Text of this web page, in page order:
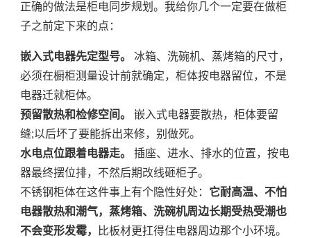
正确的做法是柜电同步规划。我给你几个一定要在做柜
子之前定下来的点：
嵌入式电器先定型号。
冰箱、洗碗机、蒸烤箱的尺寸，
必须在橱柜测量设计前就确定，柜体按电器留位，不是
电器迁就柜体。
预留散热和检修空间。
嵌入式电器要散热，柜体要留
缝;以后坏了要能拆出来修，别做死。
水电点位跟着电器走。
插座、进水、排水的位置，按电
器最终摆位排，不然后期改线砸柜子。
不锈钢柜体在这件事上有个隐性好处： 它耐高温、不怕
电器散热和潮气，蒸烤箱、洗碗机周边长期受热受潮也
不会变形发霉，
比板材更扛得住电器周边那个小环境。